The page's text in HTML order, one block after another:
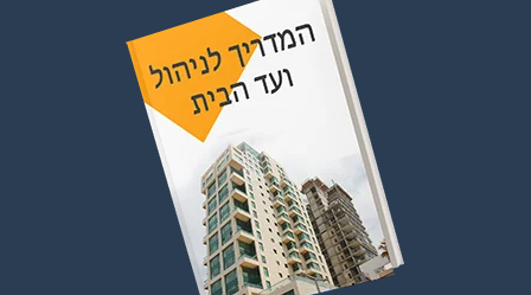
להצטרפות לחצו על התמונה או על הכפתור ושלחו בקשת הצטרפות בדף
הקבוצה
לחץ למעבר לקבוצה